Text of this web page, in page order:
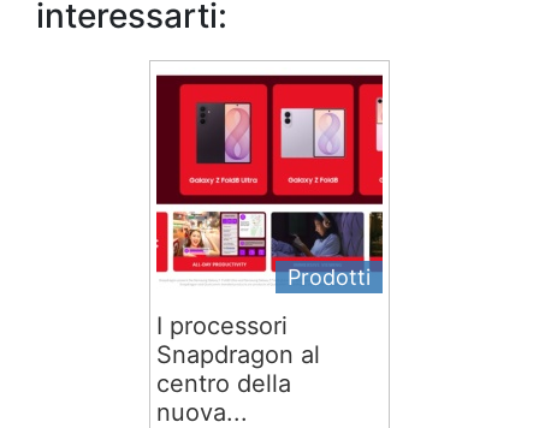
interessarti:
Prodotti
I processori
Snapdragon al
centro della
nuova...